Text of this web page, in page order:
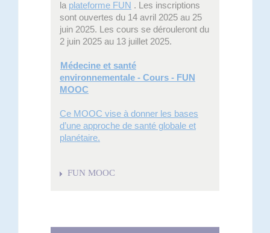
la plateforme FUN . Les inscriptions
sont ouvertes du 14 avril 2025 au 25
juin 2025. Les cours se dérouleront du
2 juin 2025 au 13 juillet 2025.
Médecine et santé
environnementale - Cours - FUN
MOOC
Ce MOOC vise à donner les bases
d’une approche de santé globale et
planétaire.
FUN MOOC